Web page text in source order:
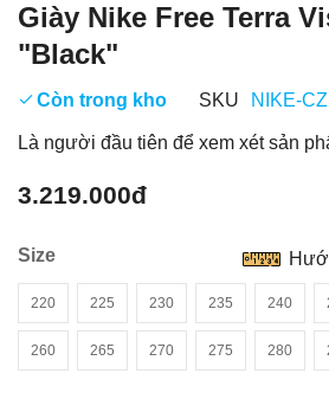
Giày Nike Free Terra
"Black"
Còn trong kho SKU NIKE-
Là người đầu tiên để xem xét sản
3.219.000đ
Size
220 225 230 235 240
260 265 270 275 280